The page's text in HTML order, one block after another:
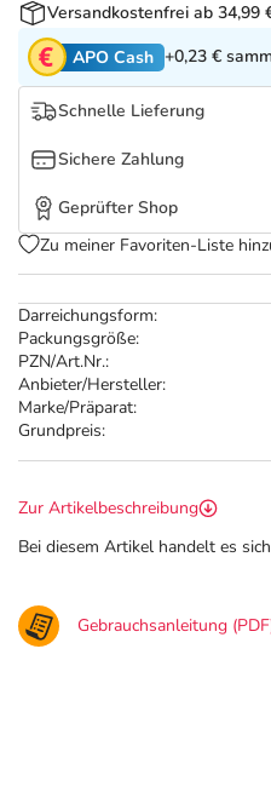
Tierapotheke
Vitamine & Mineralstoffe
Marken
Salus Deals
Darreichungsform:
Packungsgröße:
PZN/Art.Nr.:
Anbieter/Hersteller:
Marke/Präparat:
Grundpreis:
Versandkostenfrei ab 34,99
APO Cash +0,23 €
Schnelle Lieferung
Sichere Zahlung
Geprüfter Shop
Zu meiner Favoriten-Liste
Zur Artikelbeschreibung
Bei diesem Artikel handelt es
Gebrauchsanleitung